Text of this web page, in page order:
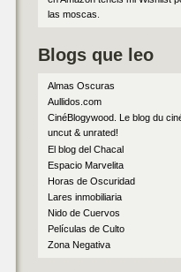
las moscas
Blogs que leo
Almas Oscuras
Aullidos.com
CinéBlogywood. Le blog du
uncut & unrated!
El blog del Chacal
Espacio Marvelita
Horas de Oscuridad
Lares inmobiliaria
Nido de Cuervos
Películas de Culto
Zona Negativa